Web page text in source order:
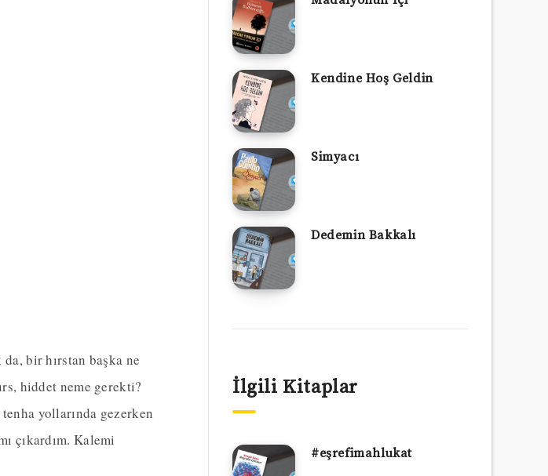
bir hırstan başka ne
hiddet neme gerekti?
yollarında gezerken
çıkardım. Kalemi
Kendine Hoş Geldin
Simyacı
Dedemin Bakkalı
İlgili Kitaplar
#eşrefimahlukat